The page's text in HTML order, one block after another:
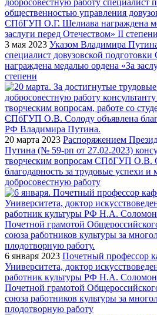
3 мая 2023 Указом Владимира
специалист довузовской
награждена медалью ордена «За
степени
20 марта 2023 Распоряжением
Путина (№ 59-рп от 27.02.2023)
творческим вопросам СПбГУП О.В.
благодарность за трудовые успехи
добросовестную работу
6 января 2023 Почетный профессор
Университета, доктор
работник культуры РФ Н.А.
Почетной грамотой
союза работников культуры за
плодотворную работу